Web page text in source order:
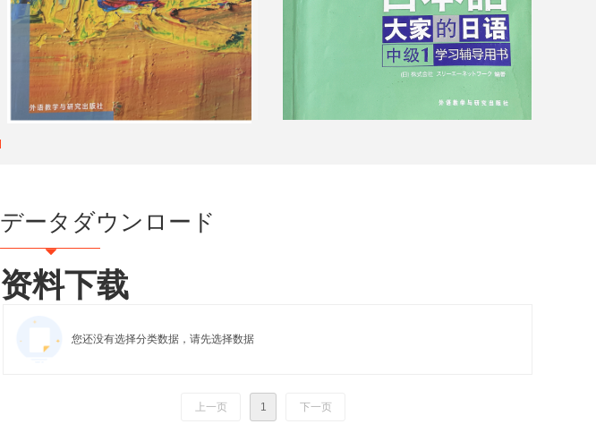
您还没有选择分类数据，请先选择数据
上一页 1 下一页
データダウンロード
뀓
资料下载